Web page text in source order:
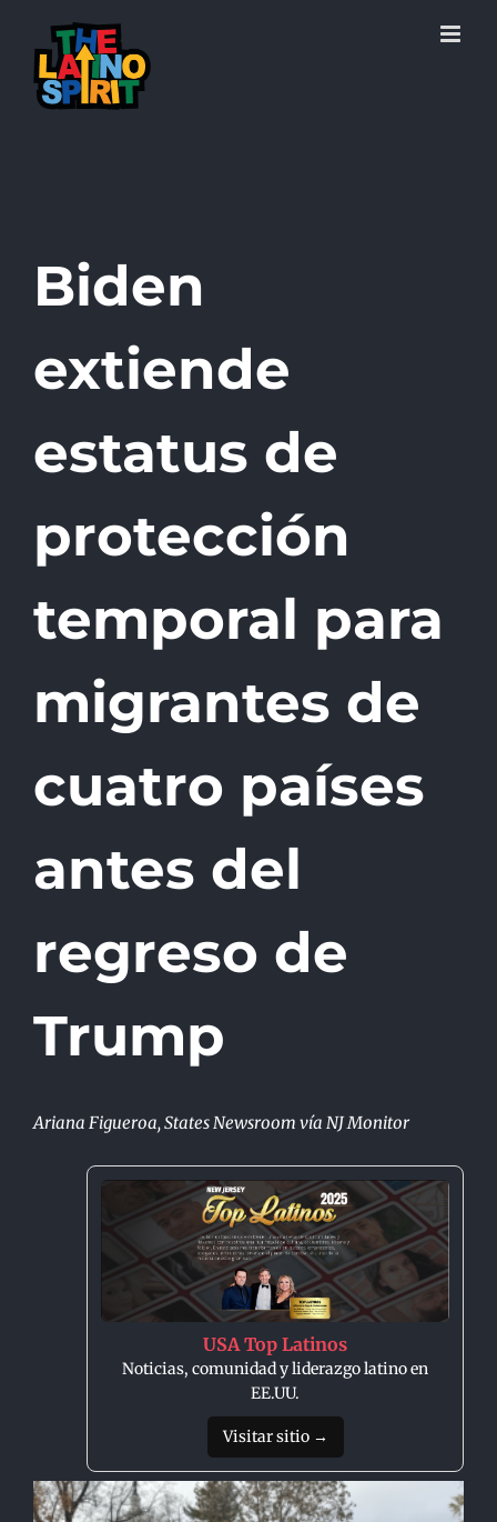
content
Biden
extiende
estatus de
protección
temporal para
migrantes de
cuatro países
antes del
regreso de
Trump
Ariana Figueroa, States Newsroom vía NJ Monitor
USA Top Latinos
Noticias, comunidad y liderazgo latino en
EE.UU.
Visitar sitio →